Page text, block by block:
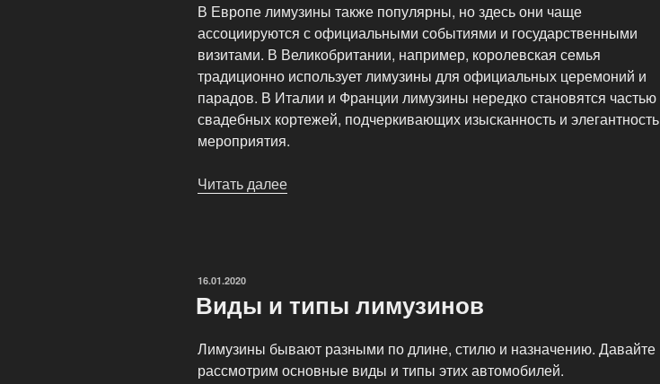
В Европе лимузины также популярны, но здесь они чаще
ассоциируются с официальными событиями и государственными
визитами. В Великобритании, например, королевская семья
традиционно использует лимузины для официальных церемоний и
парадов. В Италии и Франции лимузины нередко становятся частью
свадебных кортежей, подчеркивающих изысканность и элегантность
мероприятия.
Читать далее
странах»
ОПУБЛИКОВАНО
16.01.2020
Виды и типы лимузинов
Лимузины бывают разными по длине, стилю и назначению. Давайте
рассмотрим основные виды и типы этих автомобилей.